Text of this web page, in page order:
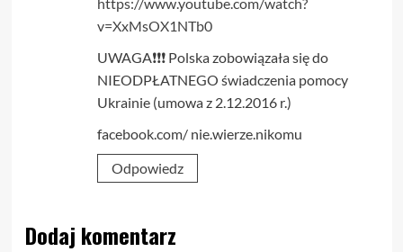
v=XxMsOX1NTb0
UWAGA❗❗❗ Polska zobowiązała się do
NIEODPŁATNEGO świadczenia pomocy
Ukrainie (umowa z 2.12.2016 r.)
facebook.com/ nie.wierze.nikomu
Odpowiedz
Dodaj komentarz